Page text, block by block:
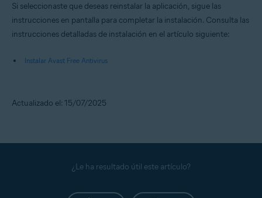
Si seleccionaste que deseas reinstalar la aplicación, sigue las
instrucciones en pantalla para completar la instalación. Consulta las
instrucciones detalladas de instalación en el artículo siguiente:
Instalar Avast Free Antivirus
Actualizado el: 15/07/2025
¿Le ha resultado útil este artículo?